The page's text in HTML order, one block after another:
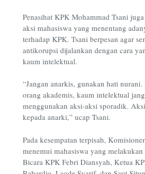
Penasihat KPK Mohammad Tsani
aksi mahasiswa yang menentang
terhadap KPK. Tsani berpesan agar
antikorupsi dijalankan dengan cara
kaum intelektual.
“Jangan anarkis, gunakan hati
orang akademis, kaum intelektual
menggunakan aksi-aksi sporadik.
kepada anarki,” ucap Tsani.
Pada kesempatan terpisah,
menemui mahasiswa yang
Bicara KPK Febri Diansyah, Ketua